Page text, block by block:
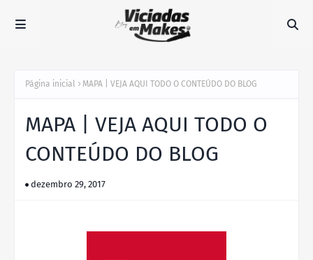
Página inicial MAPA | VEJA AQUI TODO O CONTEÚDO DO BLOG
MAPA | VEJA AQUI TODO O
CONTEÚDO DO BLOG
dezembro 29, 2017